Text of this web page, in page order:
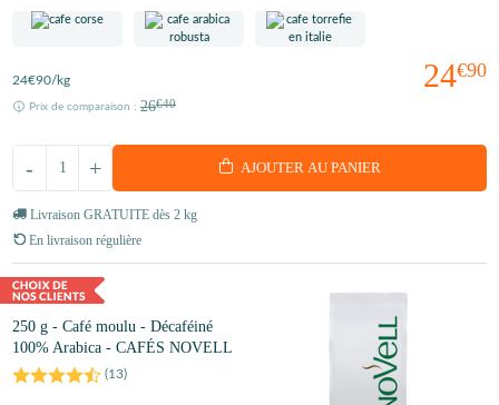
24€90
24€90/kg
Prix de comparaison : 26€40
+
- AJOUTER AU PANIER
Livraison GRATUITE dès 2 kg
En livraison régulière
250 g - Café moulu - Décaféiné
100% Arabica - CAFÉS NOVELL
(13)